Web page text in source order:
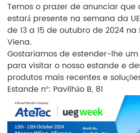
Temos o prazer de anunciar que
estará presente na semana da
de 13 a 15 de outubro de 2024 na
Viena.
Gostaríamos de estender-lhe
para visitar o nosso estande e
produtos mais recentes e
Estande nº: Pavilhão B, 81